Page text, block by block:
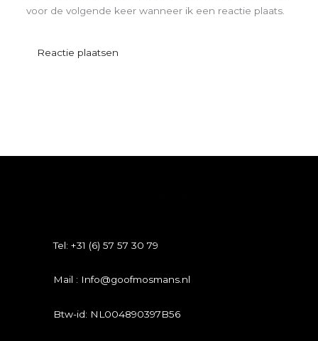
voor de volgende keer wanneer ik een reactie plaats.
Tel: +31 (6) 57 57 30 79
Mail : Info@goofmosmans.nl
Btw-id: NL004890397B56